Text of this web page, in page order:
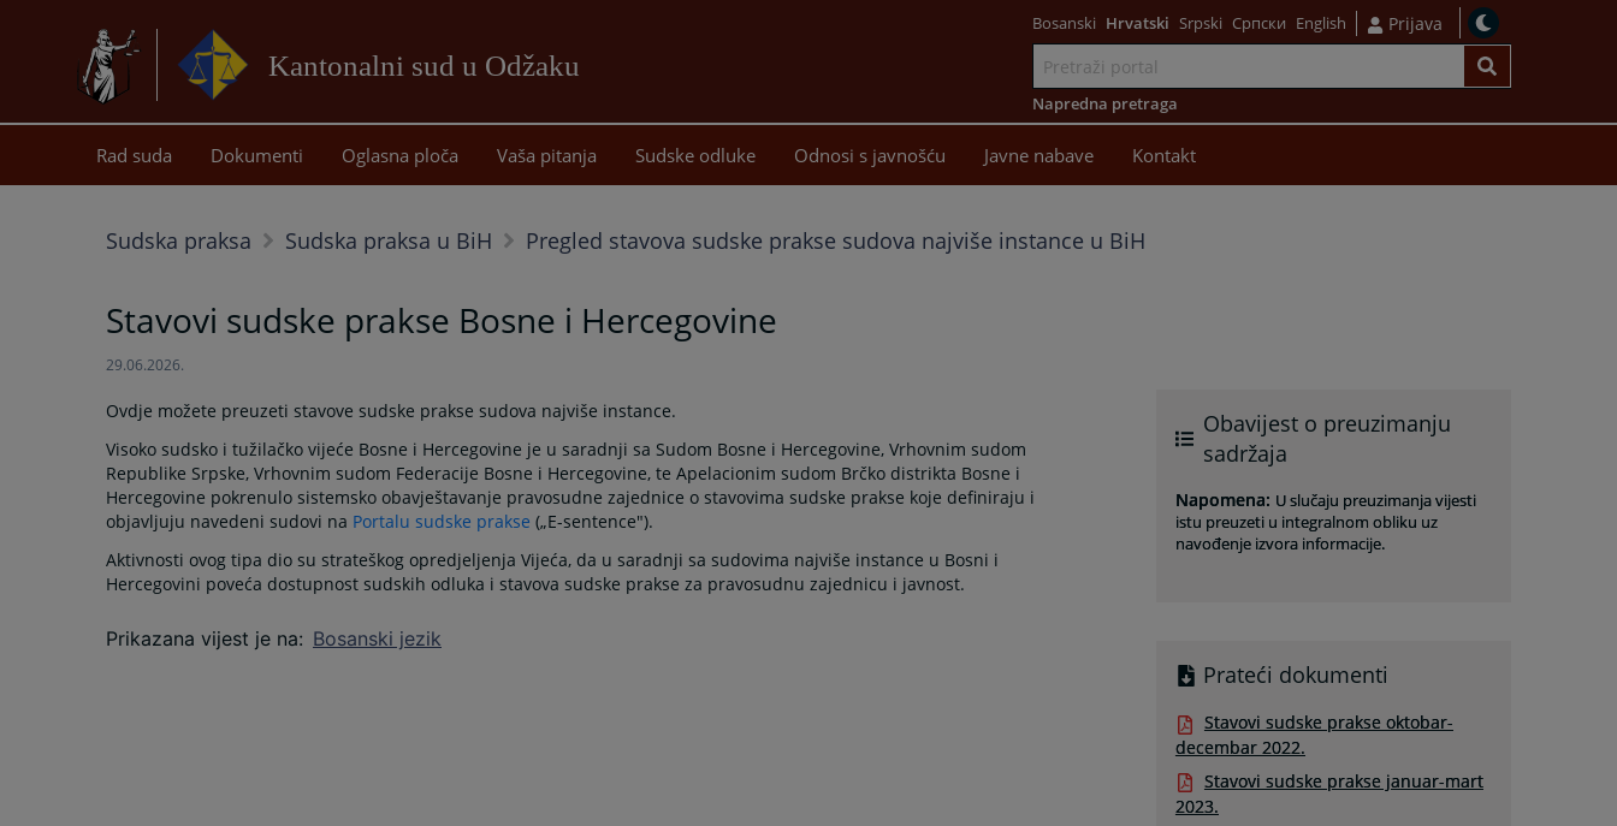
Kantonalni sud u Odžaku
sadržaj
Bosanski Hrvatski Srpski Српски English Prijava
Napredna pretraga
Rad suda Dokumenti Oglasna ploča Vaša pitanja Sudske odluke Odnosi s javnošću Javne nabave Kontakt
Sudska praksa Sudska praksa u BiH Pregled stavova sudske prakse sudova najviše instance u BiH
Stavovi sudske prakse Bosne i Hercegovine
29.06.2026.
Ovdje možete preuzeti stavove sudske prakse sudova najviše instance.
Visoko sudsko i tužilačko vijeće Bosne i Hercegovine je u saradnji sa Sudom Bosne i Hercegovine, Vrhovnim sudom
Republike Srpske, Vrhovnim sudom Federacije Bosne i Hercegovine, te Apelacionim sudom Brčko distrikta Bosne i
Hercegovine pokrenulo sistemsko obavještavanje pravosudne zajednice o stavovima sudske prakse koje definiraju i
objavljuju navedeni sudovi na Portalu sudske prakse („E-sentence").
Aktivnosti ovog tipa dio su strateškog opredjeljenja Vijeća, da u saradnji sa sudovima najviše instance u Bosni i
Hercegovini poveća dostupnost sudskih odluka i stavova sudske prakse za pravosudnu zajednicu i javnost.
Prikazana vijest je na: Bosanski jezik
Obavijest o preuzimanju
sadržaja
Napomena: U slučaju preuzimanja vijesti
istu preuzeti u integralnom obliku uz
navođenje izvora informacije.
Prateći dokumenti
Stavovi sudske prakse oktobar-
decembar 2022.
Stavovi sudske prakse januar-mart
2023.